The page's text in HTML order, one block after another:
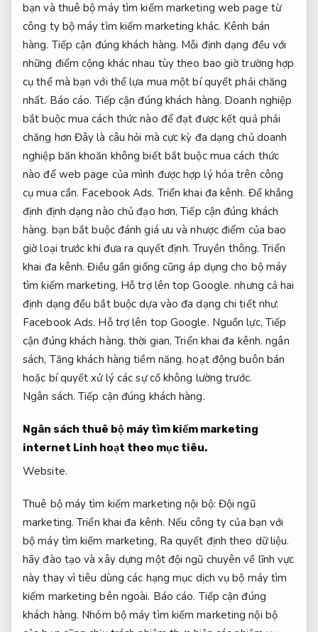
bạn và thuê bộ máy tìm kiếm marketing web page từ
công ty bộ máy tìm kiếm marketing khác. Kênh bán
hàng. Tiếp cận đúng khách hàng. Mỗi định dạng đều với
những điểm cộng khác nhau tùy theo bao giờ trường hợp
cụ thể mà bạn với thể lựa mua một bí quyết phải chăng
nhất. Báo cáo. Tiếp cận đúng khách hàng. Doanh nghiệp
bắt buộc mua cách thức nào để đạt được kết quả phải
chăng hơn Đây là câu hỏi mà cực kỳ đa dạng chủ doanh
nghiệp băn khoăn không biết bắt buộc mua cách thức
nào để web page của mình được hợp lý hóa trên công
cụ mua cần. Facebook Ads. Triển khai đa kênh. Để khẳng
định định dạng nào chủ đạo hơn,Tiếp cận đúng khách
hàng. bạn bắt buộc đánh giá ưu và nhược điểm của bao
giờ loại trước khi đưa ra quyết định. Truyền thông. Triển
khai đa kênh. Điều gần giống cũng áp dụng cho bộ máy
tìm kiếm marketing, Hỗ trợ lên top Google. nhưng cả hai
định dạng đều bắt buộc dựa vào đa dạng chi tiết như:
Facebook Ads. Hỗ trợ lên top Google. Nguồn lực, Tiếp
cận đúng khách hàng. thời gian,Triển khai đa kênh. ngân
sách, Tăng khách hàng tiềm năng. hoạt động buôn bán
hoặc bí quyết xử lý các sự cố không lường trước.
Ngân sách. Tiếp cận đúng khách hàng.
Ngân sách thuê bộ máy tìm kiếm marketing
internet Linh hoạt theo mục tiêu.
Website.
Thuê bộ máy tìm kiếm marketing nội bộ: Đội ngũ
marketing. Triển khai đa kênh. Nếu công ty của bạn với
bộ máy tìm kiếm marketing, Ra quyết định theo dữ liệu.
hãy đào tạo và xây dựng một đội ngũ chuyên về lĩnh vực
này thay vì tiêu dùng các hạng mục dịch vụ bộ máy tìm
kiếm marketing bên ngoài. Báo cáo. Tiếp cận đúng
khách hàng. Nhóm bộ máy tìm kiếm marketing nội bộ